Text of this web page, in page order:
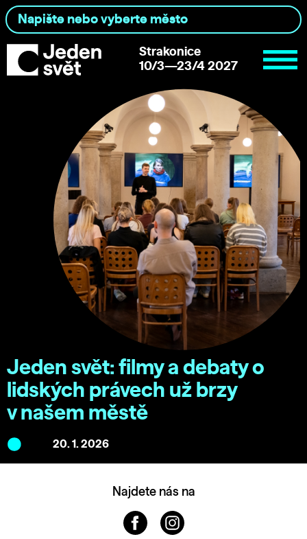
Strakonice
10/3—23/4 2027
Jeden svět: filmy a debaty o
lidských právech už brzy
v našem městě
20. 1. 2026
Najdete nás na